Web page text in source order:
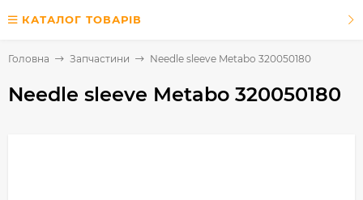
КАТАЛОГ ТОВАРІВ
Головна Запчастини Needle sleeve Metabo 320050180
Needle sleeve Metabo 320050180